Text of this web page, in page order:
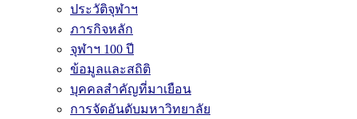
ประวัติจุฬาฯ
ภารกิจหลัก
จุฬาฯ 100 ปี
ข้อมูลและสถิติ
บุคคลสำคัญที่มาเยือน
การจัดอันดับมหาวิทยาลัย